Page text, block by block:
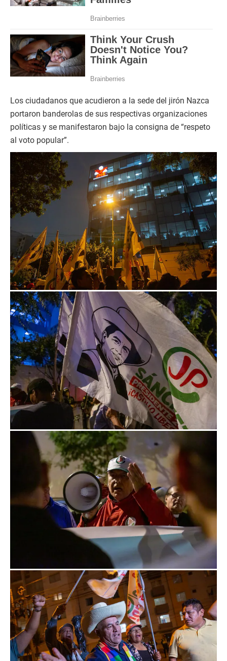
Los ciudadanos que acudieron a la sede del jirón Nazca
portaron banderolas de sus respectivas organizaciones
políticas y se manifestaron bajo la consigna de “respeto
al voto popular”.